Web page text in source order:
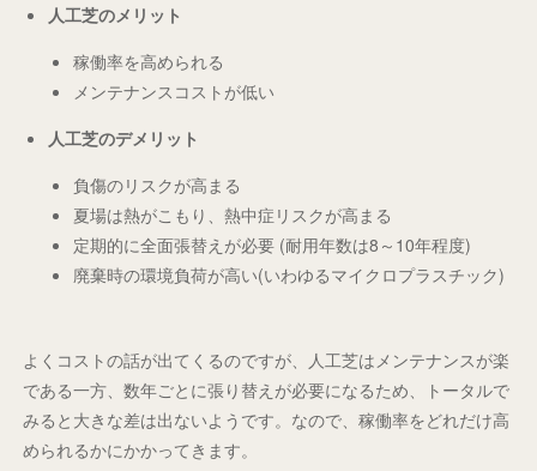
人工芝のメリット
稼働率を高められる
メンテナンスコストが低い
人工芝のデメリット
負傷のリスクが高まる
夏場は熱がこもり、熱中症リスクが高まる
定期的に全面張替えが必要 (耐用年数は8～10年程度)
廃棄時の環境負荷が高い(いわゆるマイクロプラスチック)
よくコストの話が出てくるのですが、人工芝はメンテナンスが楽
である一方、数年ごとに張り替えが必要になるため、トータルで
みると大きな差は出ないようです。なので、稼働率をどれだけ高
められるかにかかってきます。